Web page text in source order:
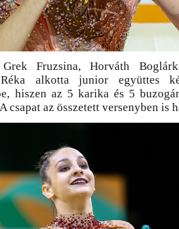
Fruzsina, Horváth
alkotta junior együttes
hiszen az 5 karika és 5
csapat az összetett versenyben is